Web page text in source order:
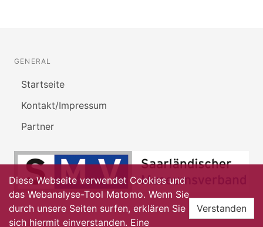
GENERAL
Startseite
Kontakt/Impressum
Partner
Diese Webseite verwendet Cookies und
das Webanalyse-Tool Matomo. Wenn Sie
durch unsere Seiten surfen, erklären Sie
sich hiermit einverstanden. Eine
Verstanden